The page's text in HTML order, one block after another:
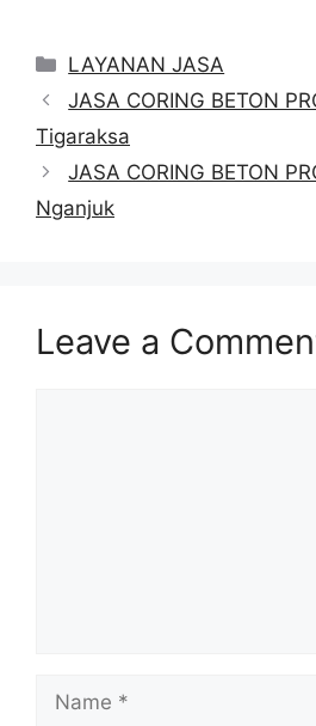
Categories
LAYANAN JASA
JASA CORING BETON
Tigaraksa
JASA CORING BETON
Nganjuk
Leave a
Name